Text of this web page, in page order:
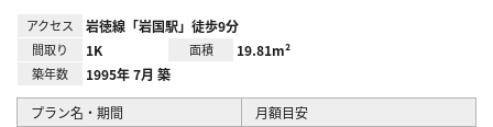
アクセス 岩徳線「岩国駅」徒歩9分
間取り 1K 面積 19.81m²
築年数 1995年 7月 築
プラン名・期間 月額目安